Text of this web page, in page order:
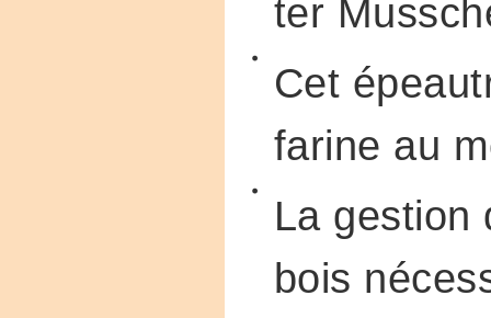
ter
Cet
farine au
La gestion
bois